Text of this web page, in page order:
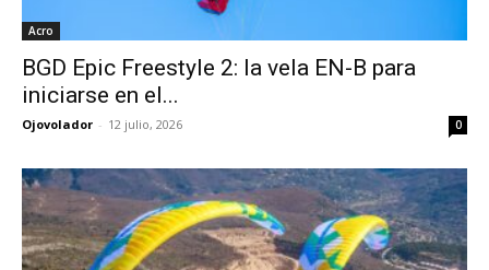
Acro
BGD Epic Freestyle 2: la vela EN-B para
iniciarse en el...
Ojovolador - 12 julio, 2026 0